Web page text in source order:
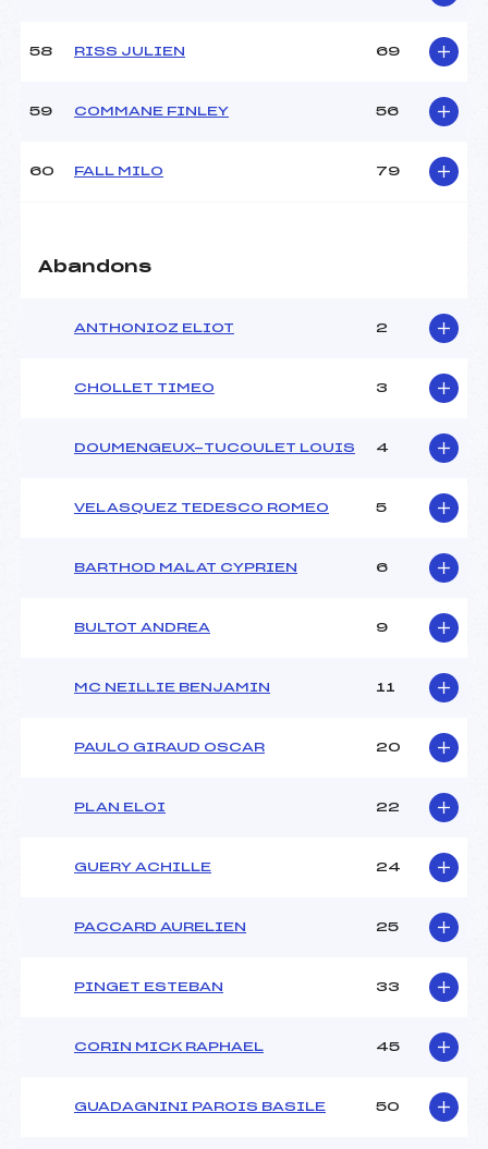
58 RISS JULIEN 69
59 COMMANE FINLEY 56
60 FALL MILO 79
Abandons
ANTHONIOZ ELIOT 2
CHOLLET TIMEO 3
DOUMENGEUX-TUCOULET LOUIS 4
VELASQUEZ TEDESCO ROMEO 5
BARTHOD MALAT CYPRIEN 6
BULTOT ANDREA 9
MC NEILLIE BENJAMIN 11
PAULO GIRAUD OSCAR 20
PLAN ELOI 22
GUERY ACHILLE 24
PACCARD AURELIEN 25
PINGET ESTEBAN 33
CORIN MICK RAPHAEL 45
GUADAGNINI PAROIS BASILE 50